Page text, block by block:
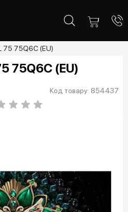
75 75Q6C (EU)
75Q6C (EU)
Код товару: 854437